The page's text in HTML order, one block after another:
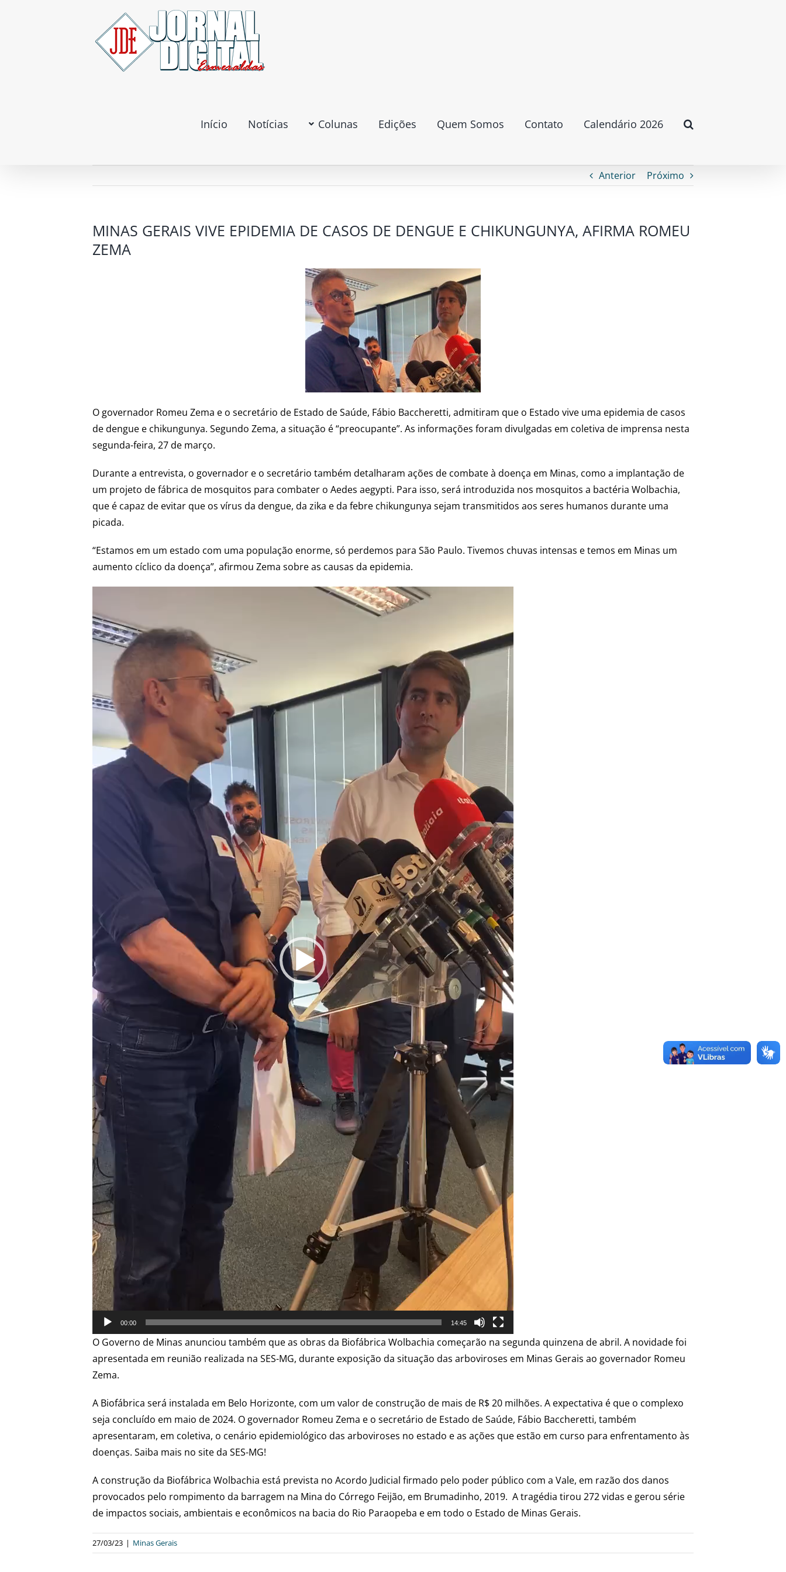
Início Notícias Colunas Edições Quem Somos Contato Calendário 2026
Anterior Próximo
MINAS GERAIS VIVE EPIDEMIA DE CASOS DE DENGUE E CHIKUNGUNYA, AFIRMA ROMEU
ZEMA
O governador Romeu Zema e o secretário de Estado de Saúde, Fábio Baccheretti, admitiram que o Estado vive uma epidemia de casos
de dengue e chikungunya. Segundo Zema, a situação é “preocupante”. As informações foram divulgadas em coletiva de imprensa nesta
segunda-feira, 27 de março.
Durante a entrevista, o governador e o secretário também detalharam ações de combate à doença em Minas, como a implantação de
um projeto de fábrica de mosquitos para combater o Aedes aegypti. Para isso, será introduzida nos mosquitos a bactéria Wolbachia,
que é capaz de evitar que os vírus da dengue, da zika e da febre chikungunya sejam transmitidos aos seres humanos durante uma
picada.
“Estamos em um estado com uma população enorme, só perdemos para São Paulo. Tivemos chuvas intensas e temos em Minas um
aumento cíclico da doença”, afirmou Zema sobre as causas da epidemia.
de
vídeo
00:00 14:45
O Governo de Minas anunciou também que as obras da Biofábrica Wolbachia começarão na segunda quinzena de abril. A novidade foi
apresentada em reunião realizada na SES-MG, durante exposição da situação das arboviroses em Minas Gerais ao governador Romeu
Zema.
A Biofábrica será instalada em Belo Horizonte, com um valor de construção de mais de R$ 20 milhões. A expectativa é que o complexo
seja concluído em maio de 2024. O governador Romeu Zema e o secretário de Estado de Saúde, Fábio Baccheretti, também
apresentaram, em coletiva, o cenário epidemiológico das arboviroses no estado e as ações que estão em curso para enfrentamento às
doenças. Saiba mais no site da SES-MG!
A construção da Biofábrica Wolbachia está prevista no Acordo Judicial firmado pelo poder público com a Vale, em razão dos danos
provocados pelo rompimento da barragem na Mina do Córrego Feijão, em Brumadinho, 2019. A tragédia tirou 272 vidas e gerou série
de impactos sociais, ambientais e econômicos na bacia do Rio Paraopeba e em todo o Estado de Minas Gerais.
27/03/23 | Minas Gerais